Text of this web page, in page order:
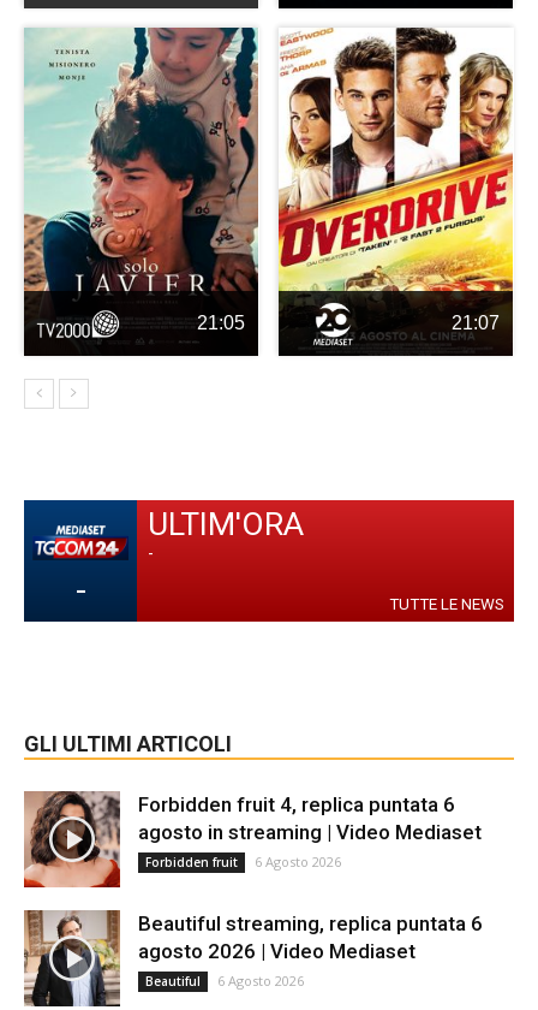
21:05 21:07
-
ULTIM'ORA
-
TUTTE LE NEWS
GLI ULTIMI ARTICOLI
Forbidden fruit 4, replica puntata 6
agosto in streaming | Video Mediaset
Forbidden fruit 6 Agosto 2026
Beautiful streaming, replica puntata 6
agosto 2026 | Video Mediaset
Beautiful 6 Agosto 2026